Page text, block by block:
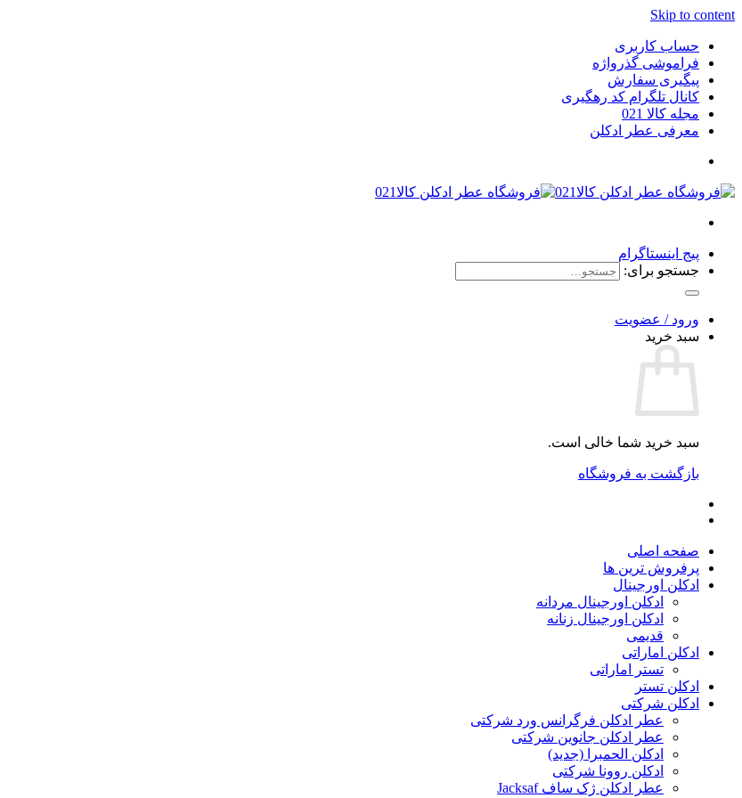
Skip to content
حساب کاربری
فراموشی گذرواژه
پیگیری سفارش
کانال تلگرام کد رهگیری
مجله کالا 021
معرفی عطر ادکلن
پیج اینستاگرام
جستجو برای:
ورود / عضویت
سبد خرید
سبد خرید شما خالی است.
بازگشت به فروشگاه
صفحه اصلی
پرفروش ترین ها
ادکلن اورجینال
ادکلن اورجینال مردانه
ادکلن اورجینال زنانه
قدیمی
ادکلن اماراتی
تستر اماراتی
ادکلن تستر
ادکلن شرکتی
عطر ادکلن فرگرانس ورد شرکتی
عطر ادکلن جانوین شرکتی
ادکلن الحمبرا (جدید)
ادکلن روونا شرکتی
عطر ادکلن ژک‌ ساف Jacksaf